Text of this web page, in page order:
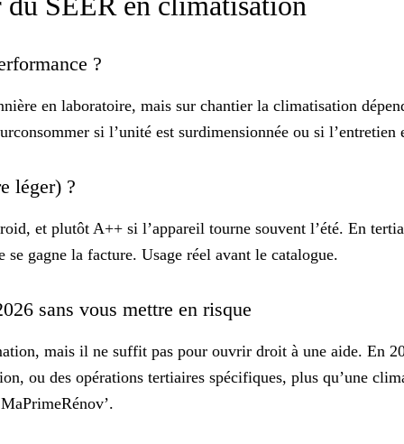
?
en laboratoire, mais sur chantier la climatisation
si l’unité est surdimensionnée ou si
léger) ?
et plutôt A++ si l’appareil tourne souvent l’été. En
se gagne la facture. Usage réel avant le catalogue.
sans vous mettre en risque
mais il ne suffit pas pour ouvrir droit à une aide. En
ou des opérations tertiaires spécifiques, plus qu’une
.